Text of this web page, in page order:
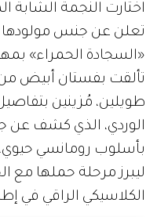
اختارت النجمة الشابة
تعلن عن جنس مولودها
«السجادة الحمراء»
تألقت بفستان أبيض
طويلين، مُزينين
الوردي، الذي كشف عن
بأسلوب رومانسي
ليبرز مرحلة حملها مع
الكلاسيكي الراقي في